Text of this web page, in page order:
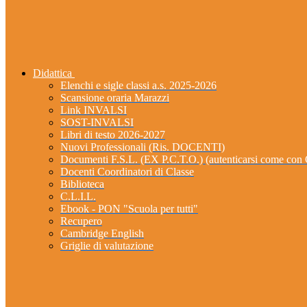
Didattica
Elenchi e sigle classi a.s. 2025-2026
Scansione oraria Marazzi
Link INVALSI
SOST-INVALSI
Libri di testo 2026-2027
Nuovi Professionali (Ris. DOCENTI)
Documenti F.S.L. (EX P.C.T.O.) (autenticarsi come
Docenti Coordinatori di Classe
Biblioteca
C.L.I.L.
Ebook - PON "Scuola per tutti"
Recupero
Cambridge English
Griglie di valutazione